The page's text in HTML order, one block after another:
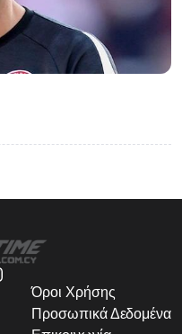
Όροι Χρήσης
Προσωπικά Δεδομένα